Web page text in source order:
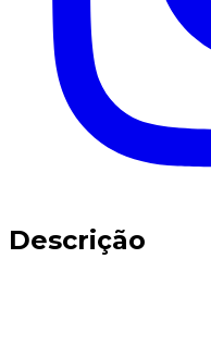
Descrição